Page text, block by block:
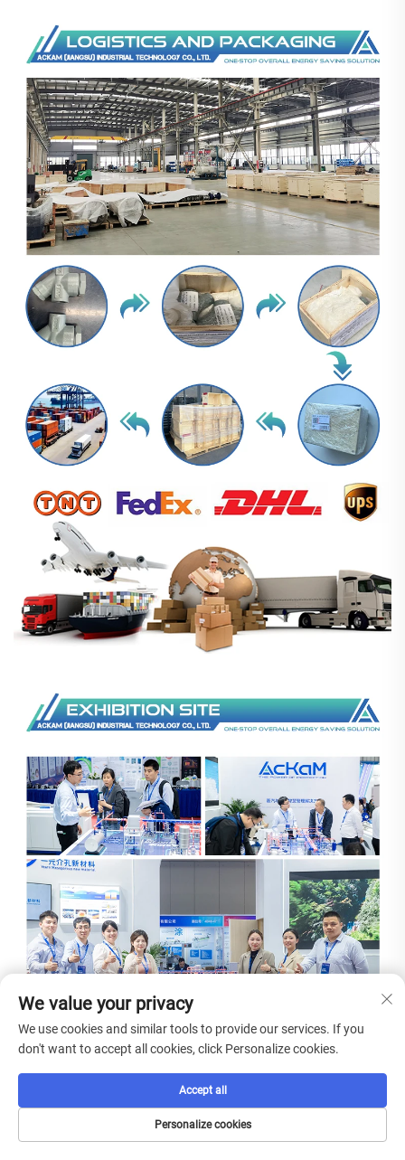
We value your privacy
We use cookies and similar tools to provide our services. If you
don't want to accept all cookies, click Personalize cookies.
Personalize cookies
Accept all